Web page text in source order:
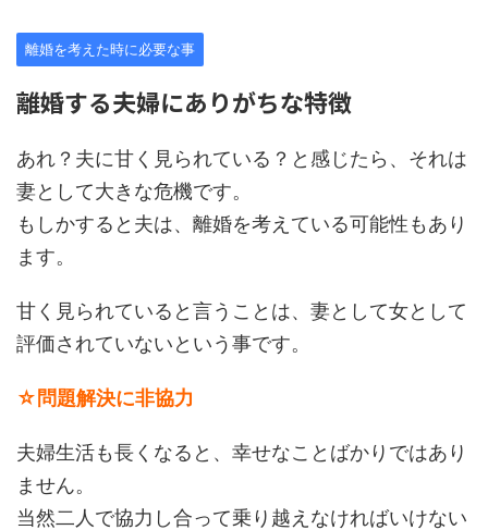
離婚を考えた時に必要な事
離婚する夫婦にありがちな特徴
あれ？夫に甘く見られている？と感じたら、それは
妻として大きな危機です。
もしかすると夫は、離婚を考えている可能性もあり
ます。
甘く見られていると言うことは、妻として女として
評価されていないという事です。
☆問題解決に非協力
夫婦生活も長くなると、幸せなことばかりではあり
ません。
当然二人で協力し合って乗り越えなければいけない